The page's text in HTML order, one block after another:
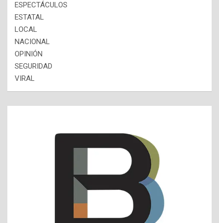
ESPECTÁCULOS
ESTATAL
LOCAL
NACIONAL
OPINIÓN
SEGURIDAD
VIRAL